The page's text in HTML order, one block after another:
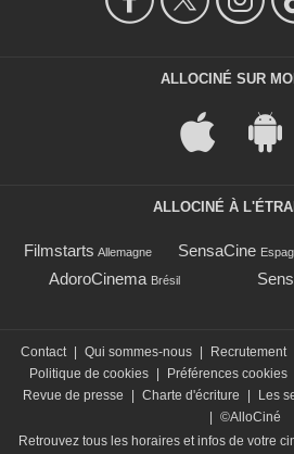
ALLOCINÉ SUR
ALLOCINÉ À
Filmstarts Allemagne SensaCine
AdoroCinema Brésil
Contact Qui sommes-nous Recrutement
Politique de cookies
Préférences cookies
Revue de presse
Charte d'écriture Les
©AlloCiné
Retrouvez tous les horaires et infos de votre